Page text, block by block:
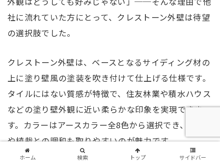
社に流れていた方にとって、クレストーン外壁は待望
の選択肢でした。
クレストーン外壁は、ベースとなるサイディング材の
上に塗り壁風の塗装を吹き付けて仕上げる仕様です。
タイルにはない質感が特徴で、住友林業や積水ハウス
などの塗り壁外観に近い柔らかな印象を実現できま
す。カラーはアースカラー全8色から選択でき、外構
や植栽との調和も取りやすいのが魅力です。
ホーム 検索 トップ サイドバー